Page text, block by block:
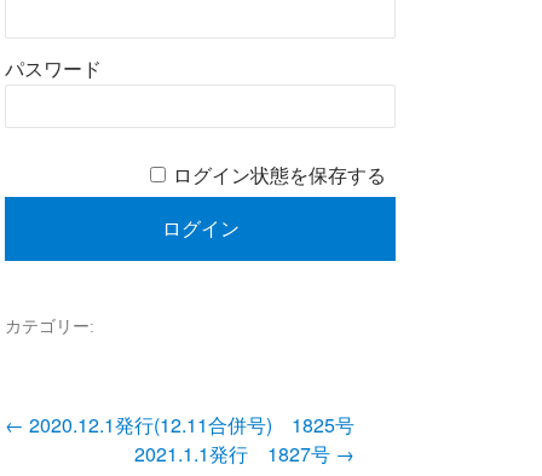
パスワード
ログイン状態を保存する
カテゴリー:
投
← 2020.12.1発行(12.11合併号) 1825号
2021.1.1発行 1827号 →